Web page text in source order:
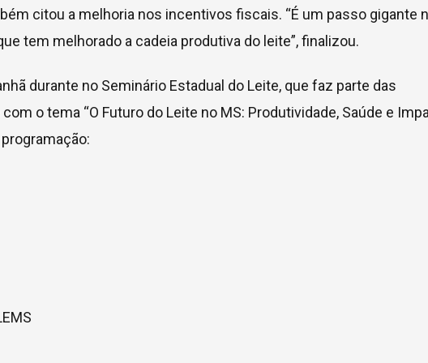
citou a melhoria nos incentivos fiscais. “É um passo gigante
tem melhorado a cadeia produtiva do leite”, finalizou.
durante no Seminário Estadual do Leite, que faz parte das
o tema “O Futuro do Leite no MS: Produtividade, Saúde e